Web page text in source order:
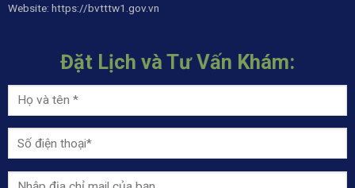
Website: https://bvtttw1.gov.vn
Đặt Lịch và Tư Vấn Khám: